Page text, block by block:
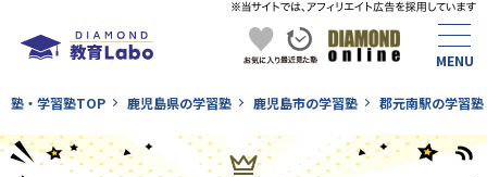
塾・学習塾TOP 鹿児島県の学習塾 鹿児島市の学習塾 郡元南駅の学習塾